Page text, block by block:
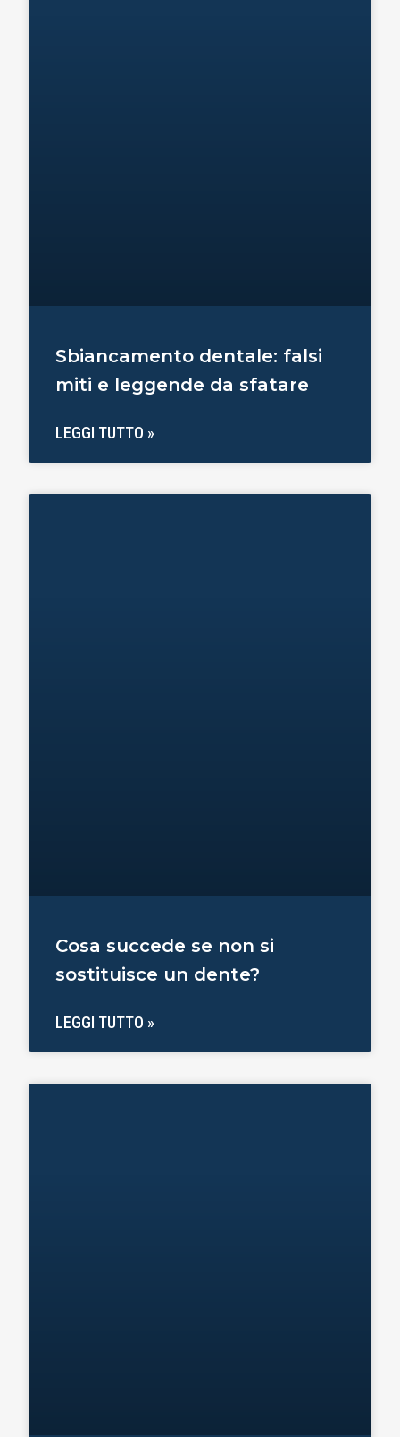
Sbiancamento dentale: falsi
miti e leggende da sfatare
LEGGI TUTTO »
Cosa succede se non si
sostituisce un dente?
LEGGI TUTTO »